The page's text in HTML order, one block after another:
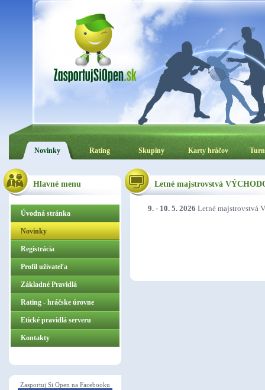
Novinky Rating Skupiny Karty hráčov
Hlavné menu
Úvodná stránka
Novinky
Registrácia
Profil užívateľa
Základné Pravidlá
ZasportujSiOpen.sk
Rating - hráčske úrovne
Etické pravidlá serveru
Kontakty
Zasportuj Si Open na Facebooku
Letné majstrovstvá
9. - 10. 5. 2026 Letné majstrovstvá